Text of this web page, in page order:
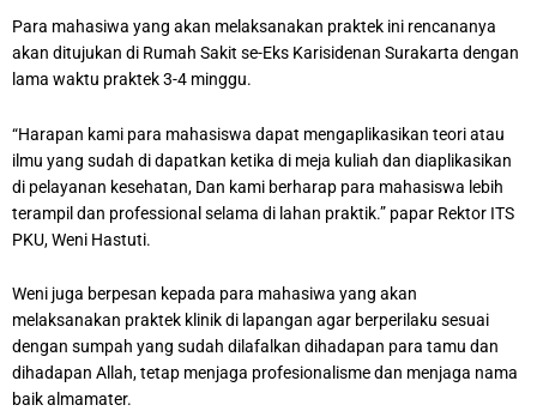
Para mahasiwa yang akan melaksanakan praktek ini rencananya
akan ditujukan di Rumah Sakit se-Eks Karisidenan Surakarta dengan
lama waktu praktek 3-4 minggu.
“Harapan kami para mahasiswa dapat mengaplikasikan teori atau
ilmu yang sudah di dapatkan ketika di meja kuliah dan diaplikasikan
di pelayanan kesehatan, Dan kami berharap para mahasiswa lebih
terampil dan professional selama di lahan praktik.” papar Rektor ITS
PKU, Weni Hastuti.
Weni juga berpesan kepada para mahasiwa yang akan
melaksanakan praktek klinik di lapangan agar berperilaku sesuai
dengan sumpah yang sudah dilafalkan dihadapan para tamu dan
dihadapan Allah, tetap menjaga profesionalisme dan menjaga nama
baik almamater.